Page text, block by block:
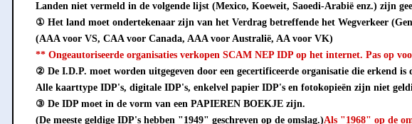
Landen niet vermeld in de volgende lijst (Mexico, Koeweit, Saoedi-Arabië enz.) zijn
① Het land moet ondertekenaar zijn van het Verdrag betreffende het Wegverkeer
(AAA voor VS, CAA voor Canada, AAA voor Australië, AA voor VK)
** Ongeautoriseerde organisaties verkopen SCAM NEP IDP op het internet. Pas op
② De I.D.P. moet worden uitgegeven door een gecertificeerde organisatie die erkend
Alle kaarttype IDP's, digitale IDP's, enkelvel papier IDP's en fotokopieën zijn niet
③ De IDP moet in de vorm van een PAPIEREN BOEKJE zijn.
(De meeste geldige IDP's hebben "1949" geschreven op de omslag.)Als "1968" op de